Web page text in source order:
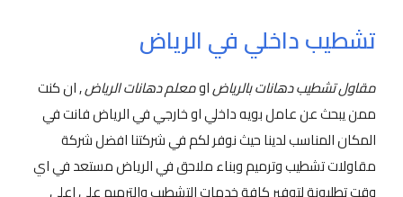
تشطيب داخلي في الرياض
مقاول تشطيب دهانات بالرياضاومعلم دهانات الرياض, ان كنت
ممن يبحث عن عامل بويه داخلي او خارجي في الرياض فانت في
المكان المناسب لدينا حيث نوفر لكم في شركتنا افضل شركة
مقاولات تشطيب وترميم وبناء ملاحق في الرياض مستعد في اي
وقت تطلبونة لتوفير كافة خدمات التشطيب والترميم على اعلى